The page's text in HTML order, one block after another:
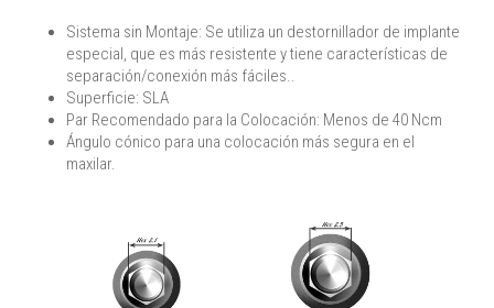
Sistema sin Montaje: Se utiliza un destornillador de implante
especial, que es más resistente y tiene características de
separación/conexión más fáciles..
Superficie: SLA
Par Recomendado para la Colocación: Menos de 40 Ncm
Ángulo cónico para una colocación más segura en el
maxilar.